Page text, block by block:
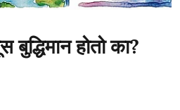
बुद्धिमान होतो का?